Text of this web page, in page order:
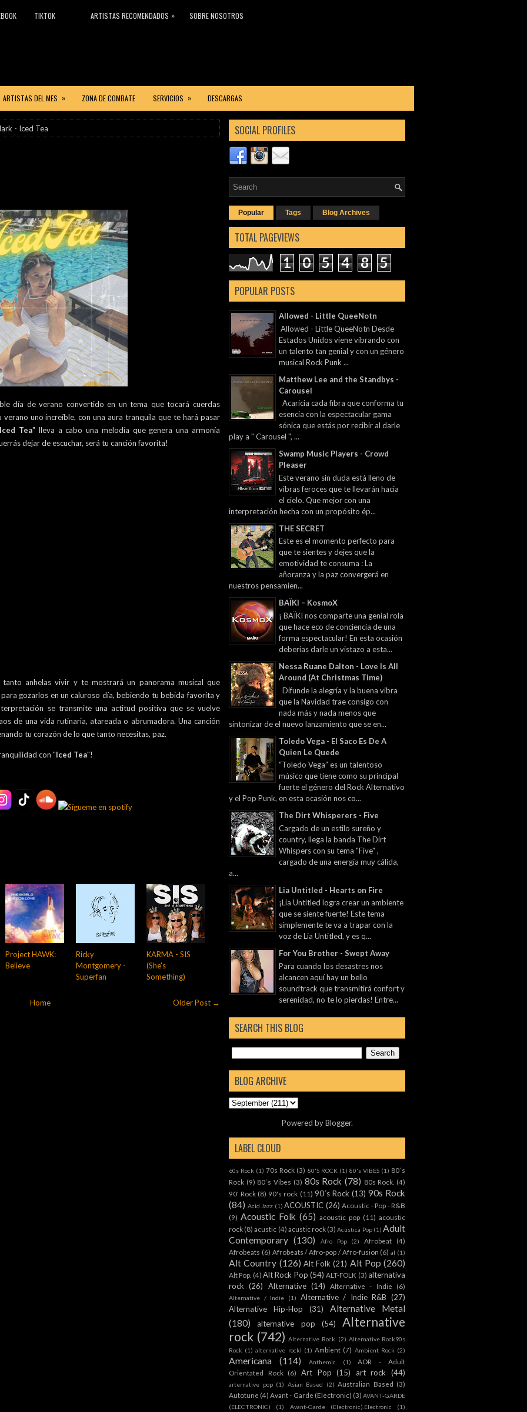
TIKTOK ARTISTAS RECOMENDADOS » SOBRE NOSOTROS
ARTISTAS DEL MES » ZONA DE COMBATE SERVICIOS » DESCARGAS
- Iced Tea
día de verano convertido en un tema que tocará cuerdas
uno increíble, con una aura tranquila que te hará pasar
Iced Tea" lleva a cabo una melodía que genera una armonía
dejar de escuchar, será tu canción favorita!
anhelas vivir y te mostrará un panorama musical que
gozarlos en un caluroso día, bebiendo tu bebida favorita y
se transmite una actitud positiva que se vuelve
de una vida rutinaria, atareada o abrumadora. Una canción
tu corazón de lo que tanto necesitas, paz.
con "Iced Tea"!
Project HAWK:
Believe
Ricky
Montgomery -
Superfan
KARMA - SIS
(She's
Something)
Older Post →
Home
SOCIAL PROFILES
Popular Tags Blog Archives
TOTAL PAGEVIEWS
1 0 5 4 8 5
POPULAR POSTS
Allowed - Little QueeNotn
Allowed - Little QueeNotn Desde
Estados Unidos viene vibrando con
un talento tan genial y con un género
musical Rock Punk ...
Matthew Lee and the Standbys -
Carousel
Acaricia cada fibra que conforma tu
esencia con la espectacular gama
sónica que estás por recibir al darle
play a " Carousel ", ...
Swamp Music Players - Crowd
Pleaser
Este verano sin duda está lleno de
vibras feroces que te llevarán hacia
el cielo. Que mejor con una
interpretación hecha con un propósito ép...
THE SECRET
Este es el momento perfecto para
que te sientes y dejes que la
emotividad te consuma : La
añoranza y la paz convergerá en
nuestros pensamien...
BAÏKI – KosmoX
¡ BAÏKI nos comparte una genial rola
que hace eco de conciencia de una
forma espectacular! En esta ocasión
deberías darle un vistazo a esta...
Nessa Ruane Dalton - Love Is All
Around (At Christmas Time)
Difunde la alegría y la buena vibra
que la Navidad trae consigo con
nada más y nada menos que
sintonizar de el nuevo lanzamiento que se en...
Toledo Vega - El Saco Es De A
Quien Le Quede
“Toledo Vega” es un talentoso
músico que tiene como su principal
fuerte el género del Rock Alternativo
y el Pop Punk, en esta ocasión nos co...
The Dirt Whisperers - Five
Cargado de un estilo sureño y
country, llega la banda The Dirt
Whispers con su tema "Five" ,
cargado de una energía muy cálida,
a...
Lia Untitled - Hearts on Fire
¡Lia Untitled logra crear un ambiente
que se siente fuerte! Este tema
simplemente te va a trapar con la
voz de Lia Untitled, y es q...
For You Brother - Swept Away
Para cuando los desastres nos
alcancen aquí hay un bello
soundtrack que transmitirá confort y
serenidad, no te lo pierdas! Entre...
SEARCH THIS BLOG
BLOG ARCHIVE
Powered byBlogger.
LABEL CLOUD
60s Rock (1) 70s Rock (3) 80'S ROCK (1) 80's VIBES (1) 80´s
Rock (9) 80´s Vibes (3) 80s Rock (78) 80s Rock. (4)
90' Rock (8) 90's rock (11) 90´s Rock (13) 90s Rock
(84) Acid Jazz (1) ACOUSTIC (26) Acoustic - Pop - R&B
(9) Acoustic Folk (65) acoustic pop (11) acoustic
rock (8) acustic (4) acustic rock (3) Acústica Pop (1) Adult
Contemporary (130) Afro Pop (2) Afrobeat
(4)
Afrobeats (6) Afrobeats / Afro-pop / Afro-fusion (6) al (1)
Alt Country (126) Alt Folk (21) Alt Pop (260)
Alt Pop. (4) Alt Rock Pop (54) ALT-FOLK (3) alternativa
rock (26) Alternative (14) Alternative - Indie (6)
Alternative / Indie (1) Alternative / Indie R&B (27)
Alternative Hip-Hop
(31)
Alternative Metal
(180)
alternative pop (54)
Alternative
rock (742) Alternative Rock. (2) Alternative Rock90s
Rock (1) alternative rockl (1) Ambient (7) Ambient Rock (2)
Americana (114) Anthemic (1)
AOR - Adult
Orientated Rock (6) Art Pop (15) art rock (44)
arternative pop (1) Asian Based (2) Australian Based (3)
Autotune (4) Avant - Garde (Electronic) (3) AVANT-GARDE
(ELECTRONIC)
(1) Avant-Garde (Electronic).Electronic (1)